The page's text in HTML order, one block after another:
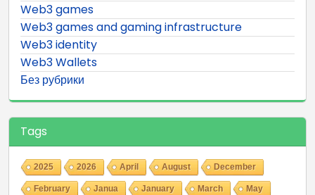
Web3 games
Web3 games and gaming infrastructure
Web3 identity
Web3 Wallets
Без рубрики
Tags
2025 2026 April August December
February Janua January March May